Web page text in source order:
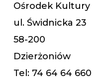
Ośrodek Kultury
ul. Świdnicka 23
58-200
Dzierżoniów
Tel: 74 64 64 660